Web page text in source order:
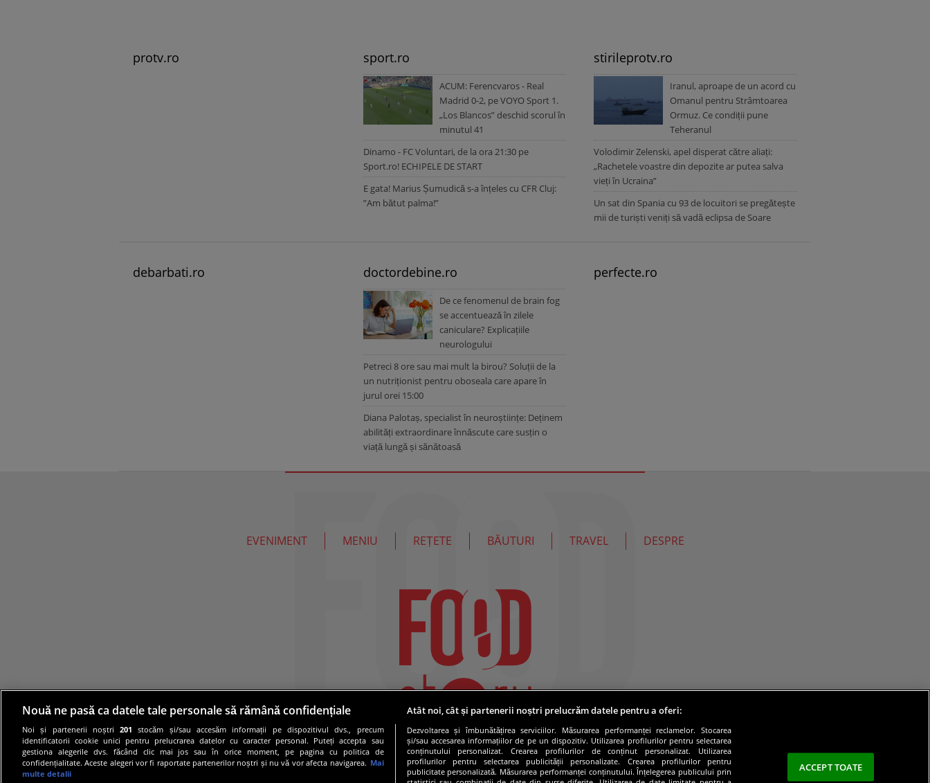
protv.ro sport.ro
ACUM: Ferencvaros - Real
Madrid 0-2, pe VOYO Sport 1.
„Los Blancos” deschid scorul în
minutul 41
Dinamo - FC Voluntari, de la ora 21:30 pe
Sport.ro! ECHIPELE DE START
E gata! Marius Șumudică s-a înțeles cu CFR Cluj:
”Am bătut palma!”
stirileprotv.ro
Iranul, aproape de un acord cu
Omanul pentru Strâmtoarea
Ormuz. Ce condiții pune
Teheranul
Volodimir Zelenski, apel disperat către aliați:
„Rachetele voastre din depozite ar putea salva
vieți în Ucraina”
Un sat din Spania cu 93 de locuitori se pregătește
mii de turiști veniți să vadă eclipsa de Soare
debarbati.ro doctordebine.ro
De ce fenomenul de brain fog
se accentuează în zilele
caniculare? Explicațiile
neurologului
Petreci 8 ore sau mai mult la birou? Soluții de la
un nutriționist pentru oboseala care apare în
jurul orei 15:00
Diana Palotaș, specialist în neuroștiințe: Deținem
abilități extraordinare înnăscute care susțin o
viață lungă și sănătoasă
perfecte.ro
EVENIMENT MENIU REȚETE BĂUTURI TRAVEL DESPRE
Nouă ne pasă ca datele tale personale să rămână confidențiale
Noi și partenerii noștri201 stocăm și/sau accesăm informații pe dispozitivul dvs., precum
identificatorii cookie unici pentru prelucrarea datelor cu caracter personal. Puteți accepta sau
gestiona alegerile dvs. făcând clic mai jos sau în orice moment, pe pagina cu politica de
confidențialitate. Aceste alegeri vor fi raportate partenerilor noștri și nu vă vor afecta navigarea. Mai
multe detalii
Atât noi, cât și partenerii noștri prelucrăm datele pentru a oferi:
Dezvoltarea și îmbunătățirea serviciilor. Măsurarea performanței reclamelor. Stocarea
și/sau accesarea informațiilor de pe un dispozitiv. Utilizarea profilurilor pentru selectarea
conținutului personalizat. Crearea profilurilor de conținut personalizat. Utilizarea
profilurilor pentru selectarea publicității personalizate. Crearea profilurilor pentru
publicitate personalizată. Măsurarea performanței conținutului. Înțelegerea publicului prin
ACCEPT TOATE